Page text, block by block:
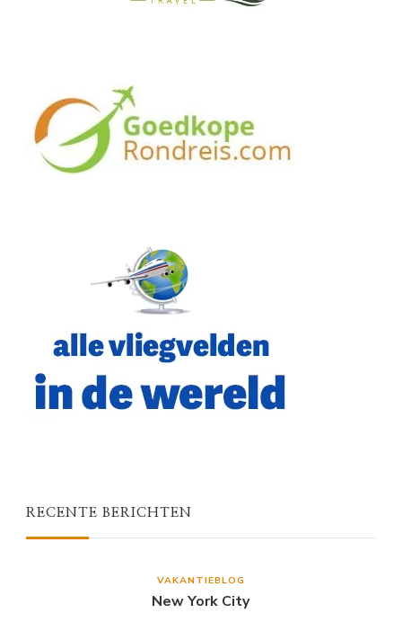
RECENTE BERICHTEN
VAKANTIEBLOG
New York City